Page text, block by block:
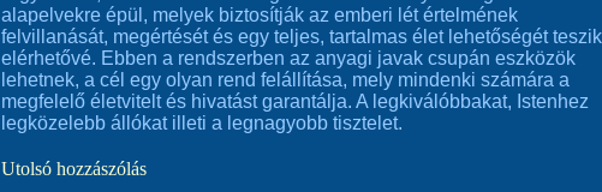
alapelvekre épül, melyek biztosítják az emberi lét értelmének
felvillanását, megértését és egy teljes, tartalmas élet lehetőségét teszik
elérhetővé. Ebben a rendszerben az anyagi javak csupán eszközök
lehetnek, a cél egy olyan rend felállítása, mely mindenki számára a
megfelelő életvitelt és hivatást garantálja. A legkiválóbbakat, Istenhez
legközelebb állókat illeti a legnagyobb tisztelet.
Utolsó hozzászólás